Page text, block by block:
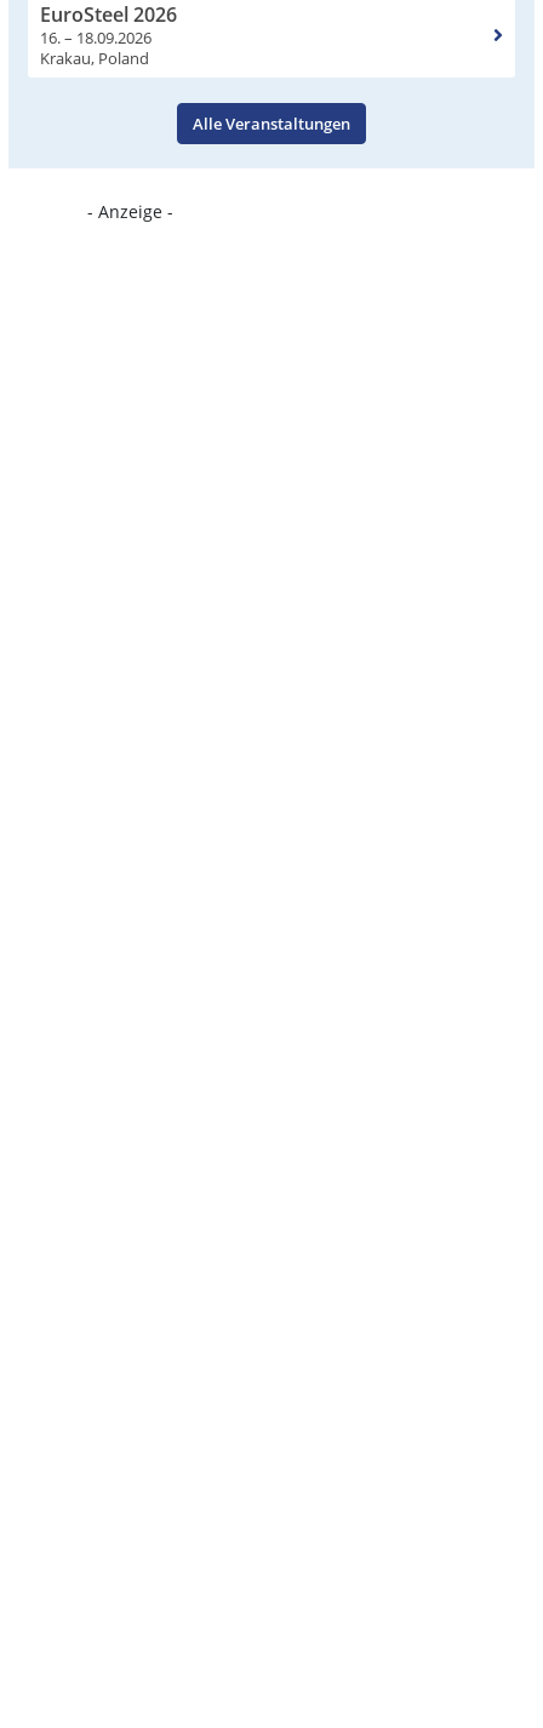
EuroSteel 2026
16. – 18.09.2026
Krakau, Poland
Alle Veranstaltungen
- Anzeige -